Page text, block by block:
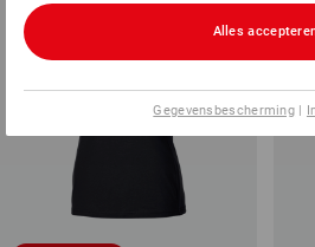
Alles
Gegevensbescherming |